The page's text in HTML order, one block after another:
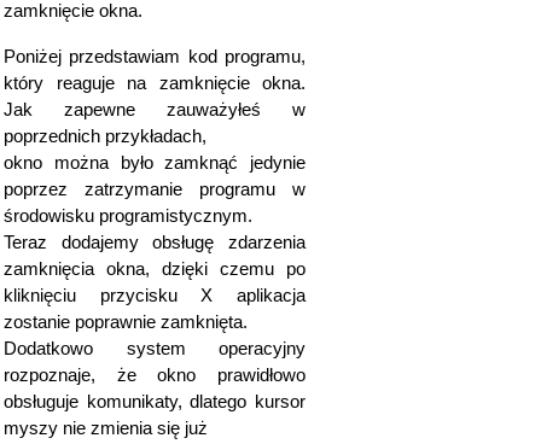
zamknięcie okna.
Poniżej przedstawiam kod programu,
który reaguje na zamknięcie okna.
Jak zapewne zauważyłeś w
poprzednich przykładach,
okno można było zamknąć jedynie
poprzez zatrzymanie programu w
środowisku programistycznym.
Teraz dodajemy obsługę zdarzenia
zamknięcia okna, dzięki czemu po
kliknięciu przycisku X aplikacja
zostanie poprawnie zamknięta.
Dodatkowo system operacyjny
rozpoznaje, że okno prawidłowo
obsługuje komunikaty, dlatego kursor
myszy nie zmienia się już